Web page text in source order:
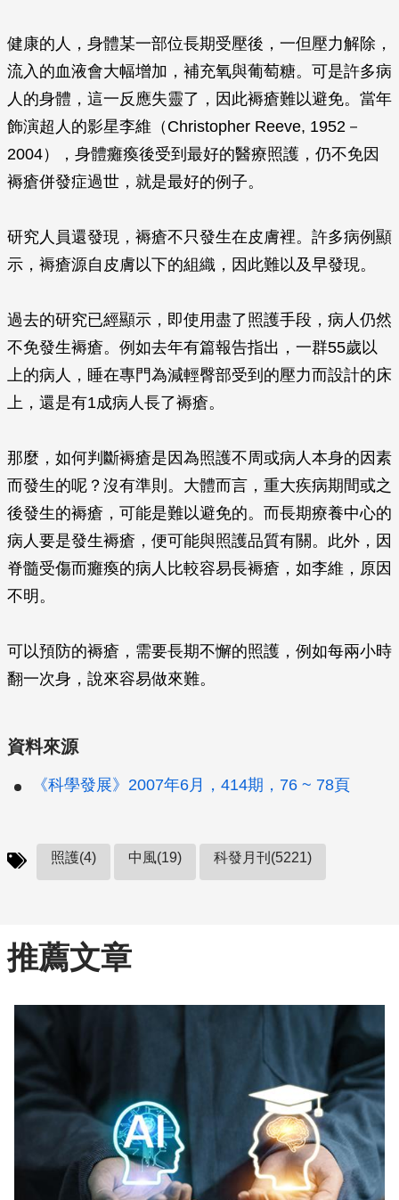
健康的人，身體某一部位長期受壓後，一但壓力解除，
流入的血液會大幅增加，補充氧與葡萄糖。可是許多病
人的身體，這一反應失靈了，因此褥瘡難以避免。當年
飾演超人的影星李維（Christopher Reeve, 1952－
2004），身體癱瘓後受到最好的醫療照護，仍不免因
褥瘡併發症過世，就是最好的例子。
研究人員還發現，褥瘡不只發生在皮膚裡。許多病例顯
示，褥瘡源自皮膚以下的組織，因此難以及早發現。
過去的研究已經顯示，即使用盡了照護手段，病人仍然
不免發生褥瘡。例如去年有篇報告指出，一群55歲以
上的病人，睡在專門為減輕臀部受到的壓力而設計的床
上，還是有1成病人長了褥瘡。
那麼，如何判斷褥瘡是因為照護不周或病人本身的因素
而發生的呢？沒有準則。大體而言，重大疾病期間或之
後發生的褥瘡，可能是難以避免的。而長期療養中心的
病人要是發生褥瘡，便可能與照護品質有關。此外，因
脊髓受傷而癱瘓的病人比較容易長褥瘡，如李維，原因
不明。
可以預防的褥瘡，需要長期不懈的照護，例如每兩小時
翻一次身，說來容易做來難。
資料來源
《科學發展》2007年6月，414期，76 ~ 78頁
照護(4) 中風(19) 科發月刊(5221)
推薦文章